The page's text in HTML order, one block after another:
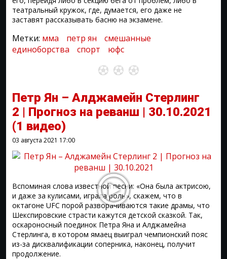
театральный кружок, где, думается, его даже не
заставят рассказывать басню на экзамене.
Метки: мма петр ян
смешанные
единоборства
спорт юфс
Петр Ян – Алджамейн Стерлинг
2 | Прогноз на реванш | 30.10.2021
(1 видео)
03 августа 2021 17:00
Вспоминая слова известной песни: «Она была актрисою,
и даже за кулисами, играла роль», скажем, что в
октагоне UFC порой разворачиваются такие драмы, что
Шекспировские страсти кажутся детской сказкой. Так,
оскароносный поединок Петра Яна и Алджамейна
Стерлинга, в котором ямаец выиграл чемпионский пояс
из-за дисквалификации соперника, наконец, получит
продолжение.